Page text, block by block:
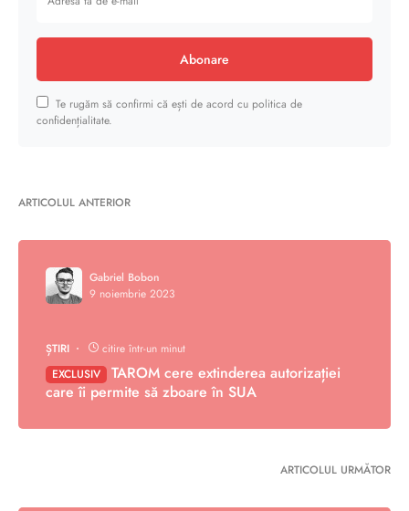
Abonare
Te rugăm să confirmi că ești de acord cu politica de
confidențialitate.
ARTICOLUL ANTERIOR
Gabriel Bobon
9 noiembrie 2023
ȘTIRI
citire într-un minut
EXCLUSIV
TAROM cere extinderea autorizației
care îi permite să zboare în SUA
ARTICOLUL URMĂTOR